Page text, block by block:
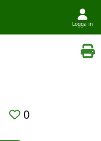
Logga in
0